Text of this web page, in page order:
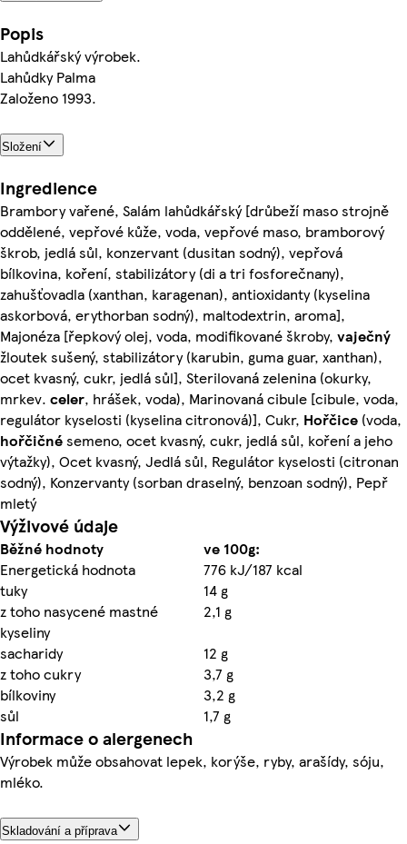
Popis
Lahůdkářský výrobek.
Lahůdky Palma
Založeno 1993.
Složení
Ingredience
Brambory vařené, Salám lahůdkářský [drůbeží maso strojně
oddělené, vepřové kůže, voda, vepřové maso, bramborový
škrob, jedlá sůl, konzervant (dusitan sodný), vepřová
bílkovina, koření, stabilizátory (di a tri fosforečnany),
zahušťovadla (xanthan, karagenan), antioxidanty (kyselina
askorbová, erythorban sodný), maltodextrin, aroma],
Majonéza [řepkový olej, voda, modifikované škroby, vaječný
žloutek sušený, stabilizátory (karubin, guma guar, xanthan),
ocet kvasný, cukr, jedlá sůl], Sterilovaná zelenina (okurky,
mrkev. celer, hrášek, voda), Marinovaná cibule [cibule, voda,
regulátor kyselosti (kyselina citronová)], Cukr, Hořčice (voda,
hořčičnésemeno, ocet kvasný, cukr, jedlá sůl, koření a jeho
výtažky), Ocet kvasný, Jedlá sůl, Regulátor kyselosti (citronan
sodný), Konzervanty (sorban draselný, benzoan sodný), Pepř
mletý
Výživové údaje
Běžné hodnoty
ve 100g:
Energetická hodnota
776 kJ/187 kcal
tuky
14 g
z toho nasycené mastné
kyseliny
2,1 g
sacharidy
12 g
z toho cukry
3,7 g
bílkoviny
3,2 g
sůl
1,7 g
Informace o alergenech
Výrobek může obsahovat lepek, korýše, ryby, arašídy, sóju,
mléko.
Skladování a příprava